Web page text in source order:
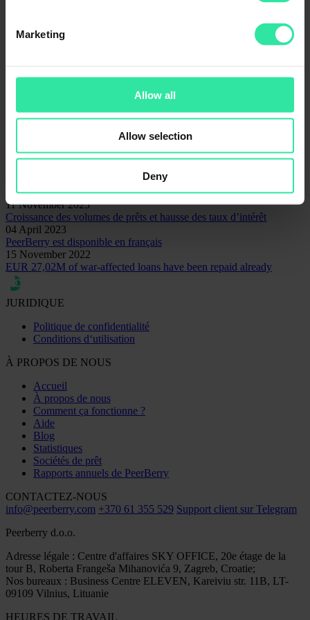
Marketing
Allow all
Allow selection
Deny
Non classifié(e)
Contact pour les questions liées à la communication
Rita Simanavičiūtė
Responsable Marketing et Communication
11 November 2025
Croissance des volumes de prêts et hausse des taux d’intérêt
04 April 2023
PeerBerry est disponible en français
15 November 2022
EUR 27,02M of war-affected loans have been repaid already
JURIDIQUE
Politique de confidentialité
Conditions d‘utilisation
À PROPOS DE NOUS
Accueil
À propos de nous
Comment ça fonctionne ?
Aide
Blog
Statistiques
Sociétés de prêt
Rapports annuels de PeerBerry
CONTACTEZ-NOUS
info@peerberry.com +370 61 355 529 Support client sur Telegram
Peerberry d.o.o.
Adresse légale : Centre d'affaires SKY OFFICE, 20e étage de la
tour B, Roberta Frangeša Mihanovića 9, Zagreb, Croatie;
Nos bureaux : Business Centre ELEVEN, Kareiviu str. 11B, LT-
09109 Vilnius, Lituanie
HEURES DE TRAVAIL